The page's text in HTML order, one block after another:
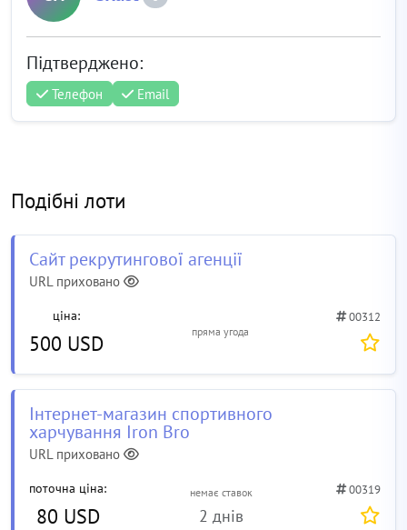
Підтверджено:
Телефон Email
Подібні лоти
Сайт рекрутингової агенції
URL приховано
ціна:
500 USD пряма угода
00312
Інтернет-магазин спортивного
харчування Iron Bro
URL приховано
поточна ціна:
80 USD
немає ставок
2 днів
00319